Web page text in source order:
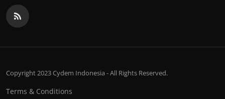
Copyright 2023 Cydem Indonesia - All Rights Reserved.
Terms & Conditions